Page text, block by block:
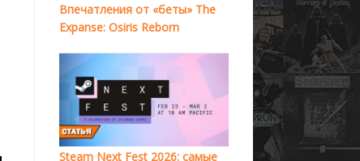
Впечатления от «беты» The
Expanse: Osiris Reborn
Steam Next Fest 2026: самые